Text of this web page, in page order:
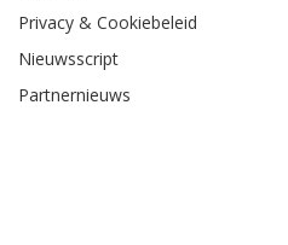
Privacy & Cookiebeleid
Nieuwsscript
Partnernieuws